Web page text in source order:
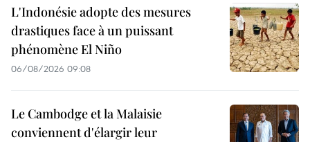
L'Indonésie adopte des mesures
drastiques face à un puissant
phénomène El Niño
06/08/2026 09:08
Le Cambodge et la Malaisie
conviennent d'élargir leur